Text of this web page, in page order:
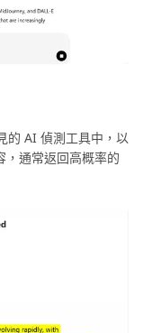
的 AI 偵測工具中，以
，通常返回高概率的